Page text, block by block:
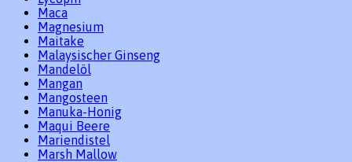
Maca
Magnesium
Maitake
Malaysischer Ginseng
Mandelöl
Mangan
Mangosteen
Manuka-Honig
Maqui Beere
Mariendistel
Marsh Mallow